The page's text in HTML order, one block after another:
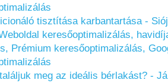
tisztítása karbantartása -
keresőoptimalizálás,
Prémium keresőoptimalizálás,
meg az ideális bérlakást? -